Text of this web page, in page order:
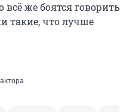
же боятся говорить
такие, что лучше